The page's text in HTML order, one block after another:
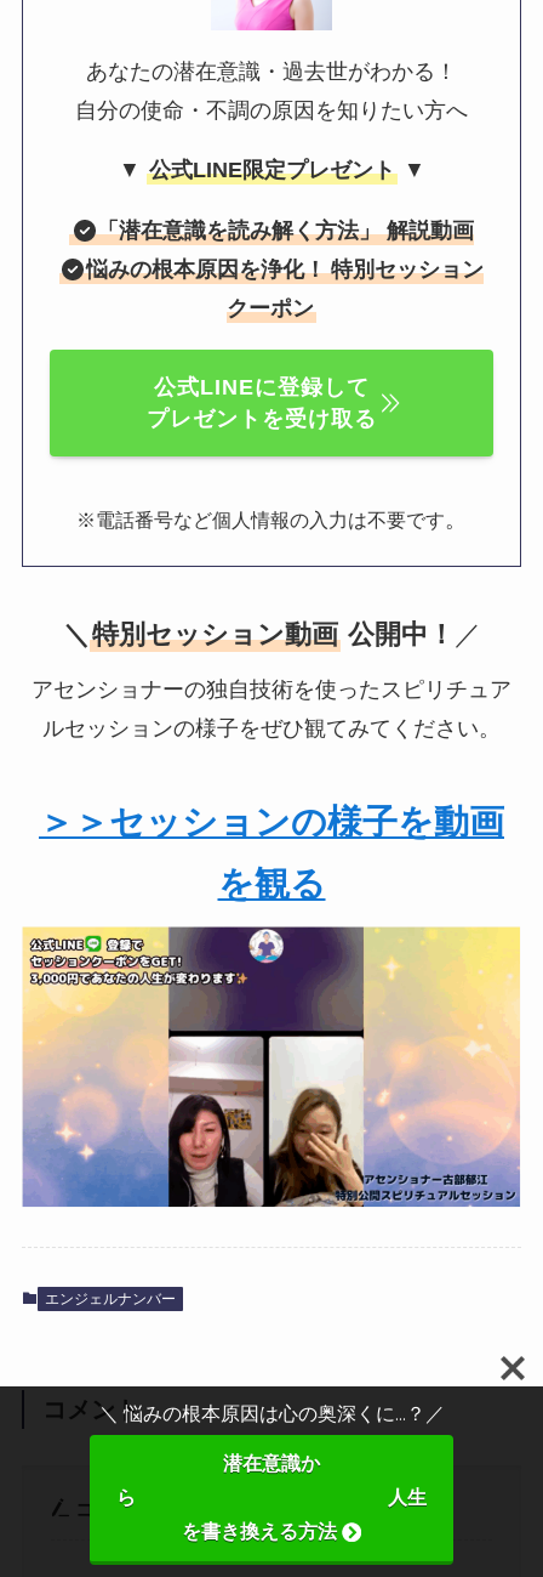
あなたの潜在意識・過去世がわかる！
自分の使命・不調の原因を知りたい方へ
▼ 公式LINE限定プレゼント▼
「潜在意識を読み解く方法」 解説動画
悩みの根本原因を浄化！ 特別セッション
クーポン
公式LINEに登録して
プレゼントを受け取る
※電話番号など個人情報の入力は不要です。
＼ 特別セッション動画公開中！ ／
アセンショナーの独自技術を使ったスピリチュア
ルセッションの様子をぜひ観てみてください。
＞＞セッションの様子を動画
を観る
エンジェルナンバー
コメント
コメントする
＼ 悩みの根本原因は心の奥深くに...？／
潜在意識か
ら 人生
を書き換える方法